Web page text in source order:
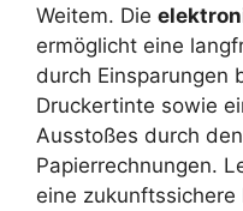
Weitem. Die
ermöglicht eine
durch Einsparungen
Druckertinte sowie
Ausstoßes durch
Papierrechnungen.
eine